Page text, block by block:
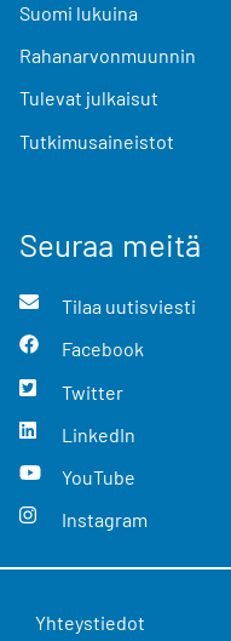
Suomi lukuina
Rahanarvonmuunnin
Tulevat julkaisut
Tutkimusaineistot
Seuraa meitä
Tilaa uutisviesti
Facebook
Twitter
LinkedIn
YouTube
Instagram
Yhteystiedot